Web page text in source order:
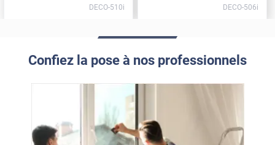
DECO-510i DECO-506i
Confiez la pose à nos professionnels